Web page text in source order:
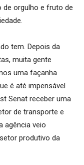
de orgulho e fruto de
tem. Depois da
muita gente
uma façanha
é até impensável
Senat receber uma
de transporte e
agência veio
produtivo da